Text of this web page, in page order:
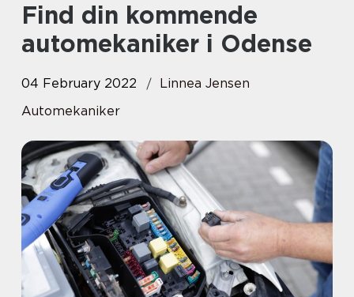
Find din kommende
automekaniker i Odense
04 February 2022
Linnea Jensen
Automekaniker